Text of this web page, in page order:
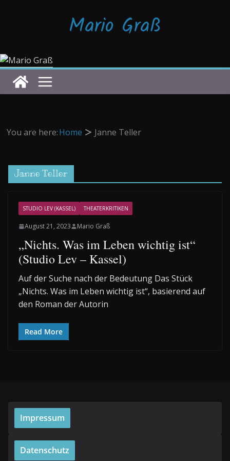
Mario Graß
You are here:Home Janne Teller
Janne Teller
STUDIO LEV (KASSEL) THEATERKRITIKEN
August 21, 2023 Mario Graß
„Nichts. Was im Leben wichtig ist“
(Studio Lev – Kassel)
Auf der Suche nach der Bedeutung Das Stück
„Nichts. Was im Leben wichtig ist“, basierend auf
den Roman der Autorin
Read More
Impressum
Datenschutz